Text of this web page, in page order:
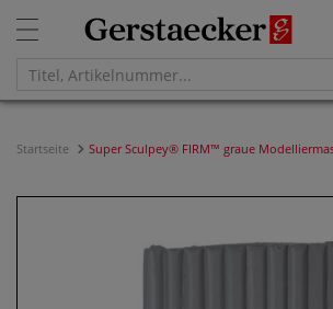
Startseite Super Sculpey® FIRM™ graue